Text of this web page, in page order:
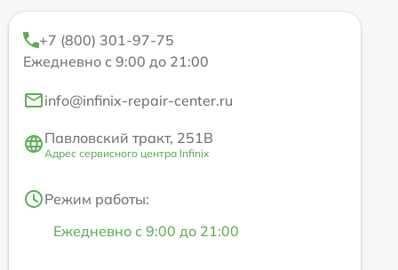
+7 (800) 301-97-75
Ежедневно с 9:00 до 21:00
info@infinix-repair-center.ru
Павловский тракт, 251В
Адрес сервисного центра Infinix
Режим работы:
Ежедневно с 9:00 до 21:00